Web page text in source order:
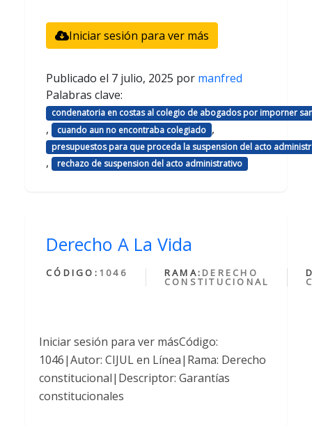
Iniciar sesión para ver más
Publicado el 7 julio, 2025 por manfred
Palabras clave:
condenatoria en costas al colegio de abogados por imporner
, cuando aun no encontraba colegiado ,
presupuestos para que proceda la suspension del acto
, rechazo de suspension del acto administrativo
Derecho A La Vida
CÓDIGO: 1046 RAMA: DERECHO
CONSTITUCIONAL
Iniciar sesión para ver másCódigo:
1046|Autor: CIJUL en Línea|Rama: Derecho
constitucional|Descriptor: Garantías
constitucionales